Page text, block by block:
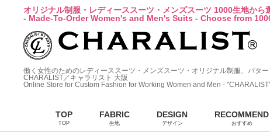
オリジナル制服・レディーススーツ・メンズスーツ 1000生地から
- Made-To-Order Women's and Men's Suits - Choose from
働く女性のためのレディーススーツ・メンズスーツ・オリジナル制服、パタ
CHARALIST／キャラリスト 大阪
Online Store for Custom Fashion for Working Women and Men -
TOP
TOP
FABRIC
生地
DESIGN
デザイン
RECOMMEND
おすすめ